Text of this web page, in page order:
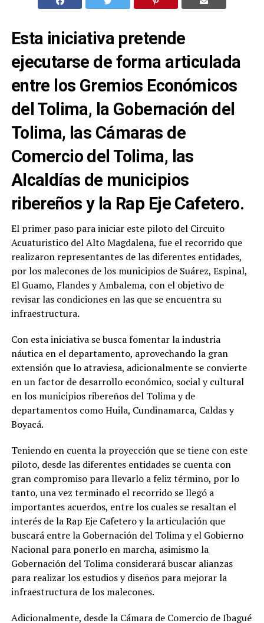
Esta iniciativa pretende
ejecutarse de forma articulada
entre los Gremios Económicos
del Tolima, la Gobernación del
Tolima, las Cámaras de
Comercio del Tolima, las
Alcaldías de municipios
ribereños y la Rap Eje Cafetero.
El primer paso para iniciar este piloto del Circuito
Acuaturistico del Alto Magdalena, fue el recorrido que
realizaron representantes de las diferentes entidades,
por los malecones de los municipios de Suárez, Espinal,
El Guamo, Flandes y Ambalema, con el objetivo de
revisar las condiciones en las que se encuentra su
infraestructura.
Con esta iniciativa se busca fomentar la industria
náutica en el departamento, aprovechando la gran
extensión que lo atraviesa, adicionalmente se convierte
en un factor de desarrollo económico, social y cultural
en los municipios ribereños del Tolima y de
departamentos como Huila, Cundinamarca, Caldas y
Boyacá.
Teniendo en cuenta la proyección que se tiene con este
piloto, desde las diferentes entidades se cuenta con
gran compromiso para llevarlo a feliz término, por lo
tanto, una vez terminado el recorrido se llegó a
importantes acuerdos, entre los cuales se resaltan el
interés de la Rap Eje Cafetero y la articulación que
buscará entre la Gobernación del Tolima y el Gobierno
Nacional para ponerlo en marcha, asimismo la
Gobernación del Tolima considerará buscar alianzas
para realizar los estudios y diseños para mejorar la
infraestructura de los malecones.
Adicionalmente, desde la Cámara de Comercio de Ibagué